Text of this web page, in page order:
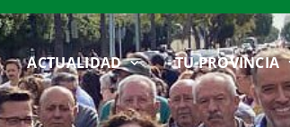
ACTUALIDAD TU PROVINCIA